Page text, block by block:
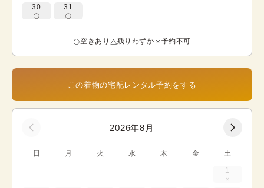
30 31
空きあり 残りわずか 予約不可
この着物の宅配レンタル予約をする
2026年8月
日 月 火 水 木 金 土
1